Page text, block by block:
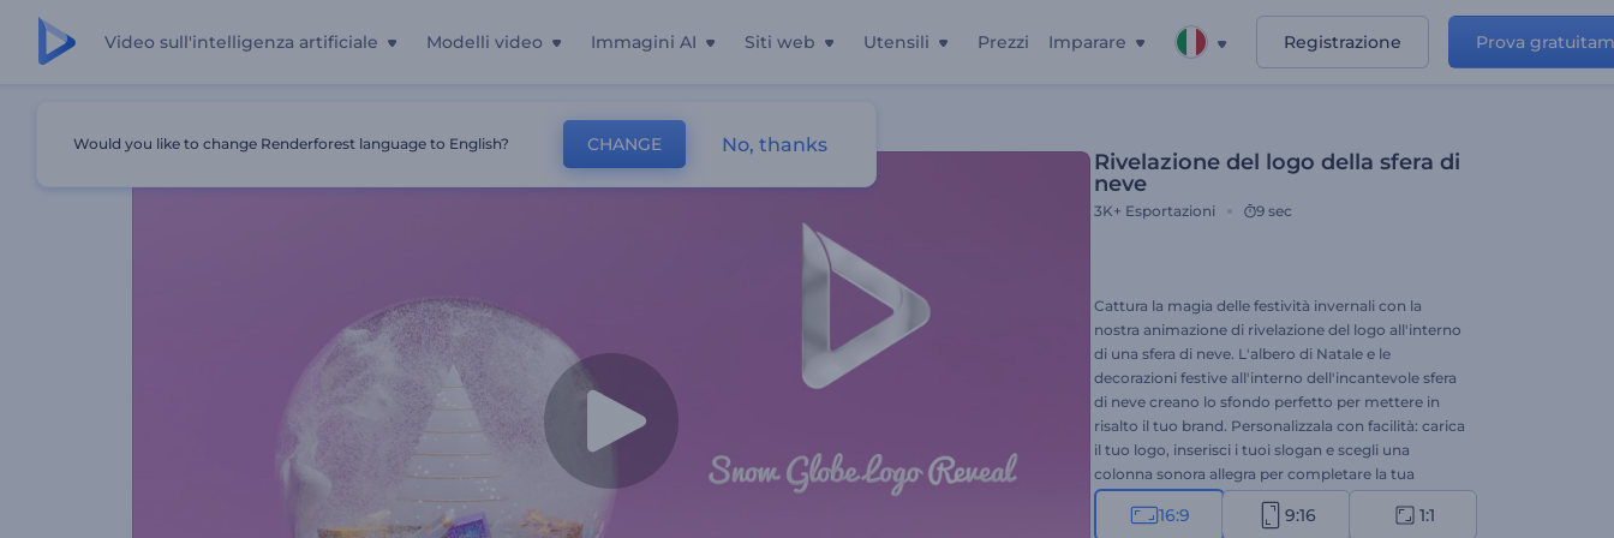
Video sull'intelligenza artificiale Modelli video Immagini AI Siti web Utensili Prezzi Imparare Registrazione Prova
Rivelazione del logo della sfera di
neve
3K+ Esportazioni 9 sec
Cattura la magia delle festività invernali con la
nostra animazione di rivelazione del logo all'interno
di una sfera di neve. L'albero di Natale e le
decorazioni festive all'interno dell'incantevole sfera
di neve creano lo sfondo perfetto per mettere in
risalto il tuo brand. Personalizzala con facilità: carica
il tuo logo, inserisci i tuoi slogan e scegli una
colonna sonora allegra per completare la tua
animazione di alta qualità. Perfetta per video di
auguri, inviti a eventi natalizi, spot pubblicitari di
16:9 9:16 1:1
Would you like to change Renderforest language to English? CHANGE No, thanks